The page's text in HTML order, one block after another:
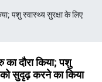
पशु स्वास्थ्य सुरक्षा के लिए
दौरा किया; पशु
सुदृढ़ करने का किया